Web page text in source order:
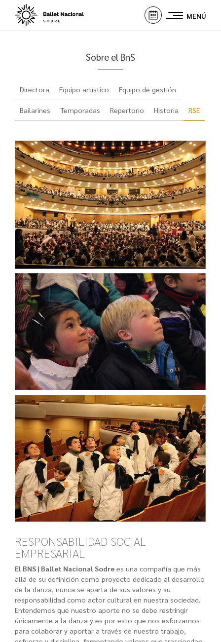
MENÚ
Sobre el BnS
Directora Equipo artístico Equipo de gestión
Bailarines Temporadas Repertorio Historia RSE
RESPONSABILIDAD SOCIAL
EMPRESARIAL
El BNS | Ballet Nacional Sodre es una compañía que más
allá de su definición como proyecto dedicado al desarrollo
de la danza, nunca se aparta de sus valores y su
responsabilidad como actor cultural en nuestra sociedad.
Entendemos que nuestro aporte no se debe restringir
únicamente a la danza y es por esto que nos esforzamos
para colaborar y aportar a través de nuestro trabajo,